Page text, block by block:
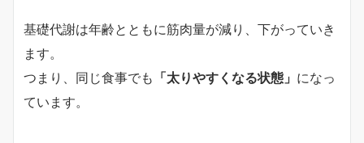
基礎代謝は年齢とともに筋肉量が減り、下がっていき
ます。
つまり、同じ食事でも 「太りやすくなる状態」 になっ
ています。